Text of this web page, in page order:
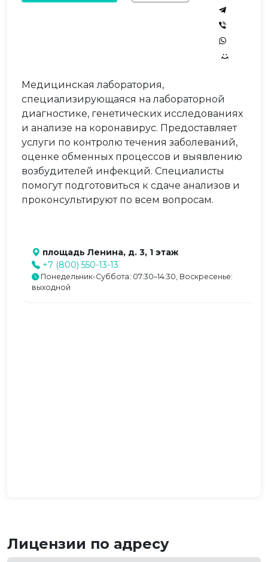
Медицинская лаборатория,
специализирующаяся на лабораторной
диагностике, генетических исследованиях
и анализе на коронавирус. Предоставляет
услуги по контролю течения заболеваний,
оценке обменных процессов и выявлению
возбудителей инфекций. Специалисты
помогут подготовиться к сдаче анализов и
проконсультируют по всем вопросам.
площадь Ленина, д. 3, 1 этаж
+7 (800) 550-13-13
Понедельник-Суббота: 07:30–14:30, Воскресенье:
выходной
Лицензии по адресу